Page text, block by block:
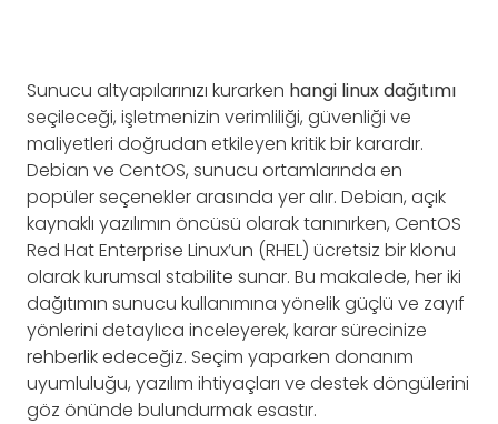
Sunucu altyapılarınızı kurarken hangi linux dağıtımı
seçileceği, işletmenizin verimliliği, güvenliği ve
maliyetleri doğrudan etkileyen kritik bir karardır.
Debian ve CentOS, sunucu ortamlarında en
popüler seçenekler arasında yer alır. Debian, açık
kaynaklı yazılımın öncüsü olarak tanınırken, CentOS
Red Hat Enterprise Linux’un (RHEL) ücretsiz bir klonu
olarak kurumsal stabilite sunar. Bu makalede, her iki
dağıtımın sunucu kullanımına yönelik güçlü ve zayıf
yönlerini detaylıca inceleyerek, karar sürecinize
rehberlik edeceğiz. Seçim yaparken donanım
uyumluluğu, yazılım ihtiyaçları ve destek döngülerini
göz önünde bulundurmak esastır.